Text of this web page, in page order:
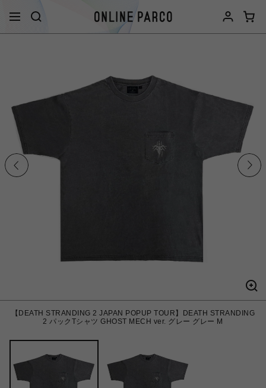
【DEATH STRANDING 2 JAPAN POPUP TOUR】DEATH STRANDING
2 パックTシャツ GHOST MECH ver. グレー グレー M